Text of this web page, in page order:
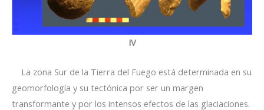
IV
La zona Sur de la Tierra del Fuego está determinada en su
geomorfología y su tectónica por ser un margen
transformante y por los intensos efectos de las glaciaciones.